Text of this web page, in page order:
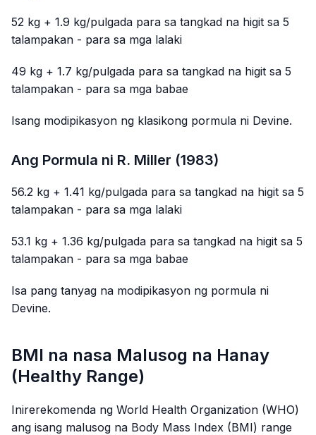
52 kg + 1.9 kg/pulgada para sa tangkad na higit sa 5
talampakan - para sa mga lalaki
49 kg + 1.7 kg/pulgada para sa tangkad na higit sa 5
talampakan - para sa mga babae
Isang modipikasyon ng klasikong pormula ni Devine.
Ang Pormula ni R. Miller (1983)
56.2 kg + 1.41 kg/pulgada para sa tangkad na higit sa 5
talampakan - para sa mga lalaki
53.1 kg + 1.36 kg/pulgada para sa tangkad na higit sa 5
talampakan - para sa mga babae
Isa pang tanyag na modipikasyon ng pormula ni
Devine.
BMI na nasa Malusog na Hanay
(Healthy Range)
Inirerekomenda ng World Health Organization (WHO)
ang isang malusog na Body Mass Index (BMI) range